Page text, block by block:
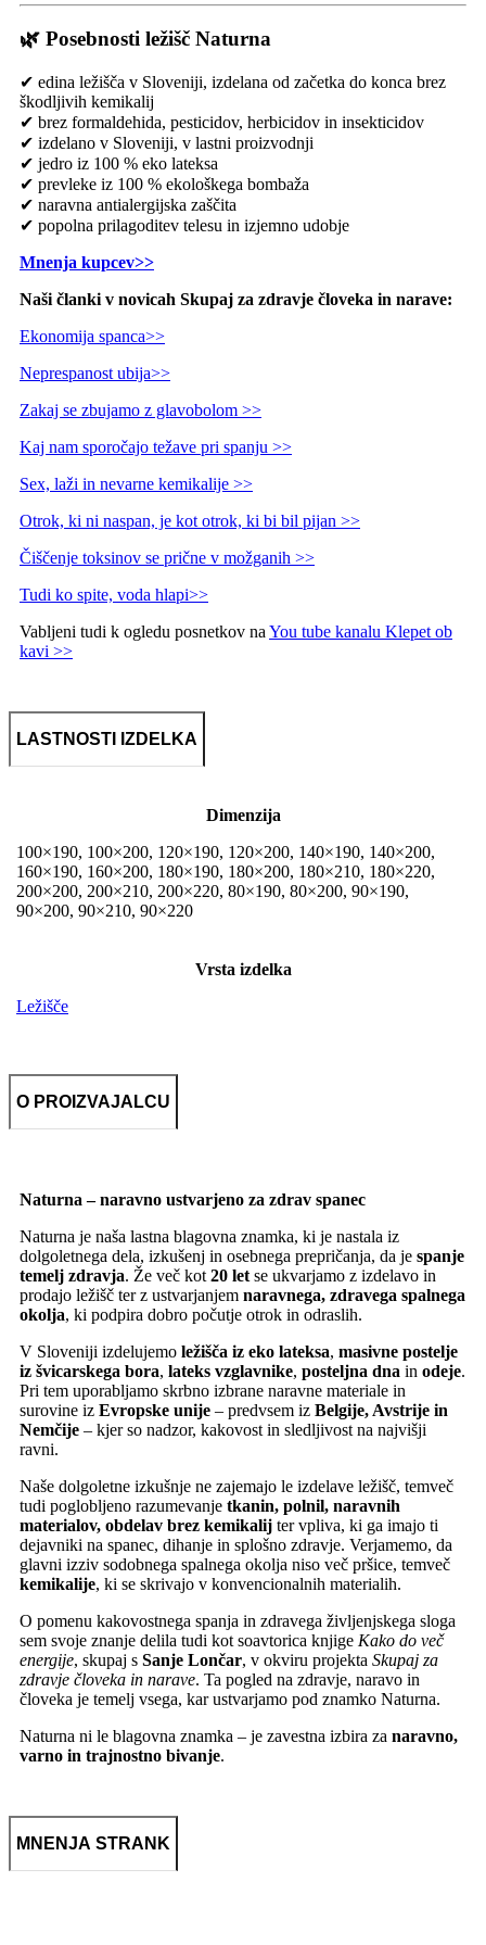
🌿 Posebnosti ležišč Naturna
✔ edina ležišča v Sloveniji, izdelana od začetka do konca brez
škodljivih kemikalij
✔ brez formaldehida, pesticidov, herbicidov in insekticidov
✔ izdelano v Sloveniji, v lastni proizvodnji
✔ jedro iz 100 % eko lateksa
✔ prevleke iz 100 % ekološkega bombaža
✔ naravna antialergijska zaščita
✔ popolna prilagoditev telesu in izjemno udobje
Mnenja kupcev>>
Naši članki v novicah Skupaj za zdravje človeka in narave:
Ekonomija spanca>>
Neprespanost ubija>>
Zakaj se zbujamo z glavobolom >>
Kaj nam sporočajo težave pri spanju >>
Sex, laži in nevarne kemikalije >>
Otrok, ki ni naspan, je kot otrok, ki bi bil pijan >>
Čiščenje toksinov se prične v možganih >>
Tudi ko spite, voda hlapi>>
Vabljeni tudi k ogledu posnetkov na You tube kanalu Klepet ob
kavi >>
LASTNOSTI IZDELKA
Dimenzija
100×190, 100×200, 120×190, 120×200, 140×190, 140×200,
160×190, 160×200, 180×190, 180×200, 180×210, 180×220,
200×200, 200×210, 200×220, 80×190, 80×200, 90×190,
90×200, 90×210, 90×220
Vrsta izdelka
Ležišče
O PROIZVAJALCU
Naturna – naravno ustvarjeno za zdrav spanec
Naturna je naša lastna blagovna znamka, ki je nastala iz
dolgoletnega dela, izkušenj in osebnega prepričanja, da je spanje
temelj zdravja. Že več kot 20 let se ukvarjamo z izdelavo in
prodajo ležišč ter z ustvarjanjem naravnega, zdravega spalnega
okolja, ki podpira dobro počutje otrok in odraslih.
V Sloveniji izdelujemo ležišča iz eko lateksa, masivne postelje
iz švicarskega bora, lateks vzglavnike, posteljna dna in odeje.
Pri tem uporabljamo skrbno izbrane naravne materiale in
surovine iz Evropske unije – predvsem iz Belgije, Avstrije in
Nemčije – kjer so nadzor, kakovost in sledljivost na najvišji
ravni.
Naše dolgoletne izkušnje ne zajemajo le izdelave ležišč, temveč
tudi poglobljeno razumevanje tkanin, polnil, naravnih
materialov, obdelav brez kemikalij ter vpliva, ki ga imajo ti
dejavniki na spanec, dihanje in splošno zdravje. Verjamemo, da
glavni izziv sodobnega spalnega okolja niso več pršice, temveč
kemikalije, ki se skrivajo v konvencionalnih materialih.
O pomenu kakovostnega spanja in zdravega življenjskega sloga
sem svoje znanje delila tudi kot soavtorica knjige Kako do več
energije, skupaj s Sanje Lončar, v okviru projekta Skupaj za
zdravje človeka in narave. Ta pogled na zdravje, naravo in
človeka je temelj vsega, kar ustvarjamo pod znamko Naturna.
Naturna ni le blagovna znamka – je zavestna izbira za naravno,
varno in trajnostno bivanje.
MNENJA STRANK